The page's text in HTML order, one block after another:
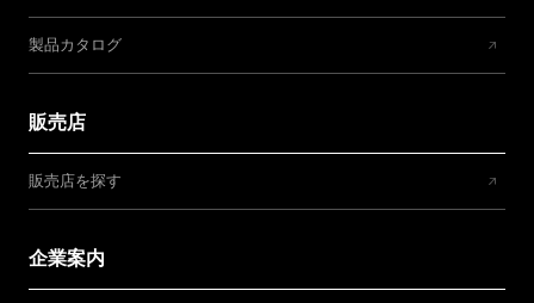
製品カタログ
販売店
販売店を探す
企業案内